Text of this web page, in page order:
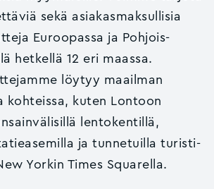
sekä asiakasmaksullisia
Euroopassa ja Pohjois-
hetkellä 12 eri maassa.
löytyy maailman
kohteissa, kuten Lontoon
lentokentillä,
ja tunnetuilla turisti-
Yorkin Times Squarella.